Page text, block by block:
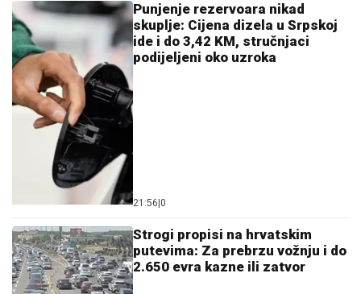
Punjenje rezervoara nikad
skuplje: Cijena dizela u Srpskoj
ide i do 3,42 KM, stručnjaci
podijeljeni oko uzroka
21:56 0
Strogi propisi na hrvatskim
putevima: Za prebrzu vožnju i do
2.650 evra kazne ili zatvor